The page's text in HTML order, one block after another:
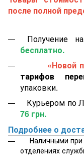
после полной
Получение
бесплатно.
«Новой
тарифов
упаковки.
Курьером по
76 грн.
Подробнее о
Наличными при
отделениях